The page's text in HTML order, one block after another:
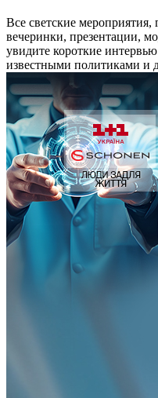
Все светские мероприятия,
вечеринки, презентации,
увидите короткие
известными политиками и